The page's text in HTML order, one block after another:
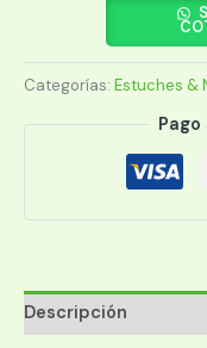
15.6"
AZUL
Categorías: Estuches &
Descripción